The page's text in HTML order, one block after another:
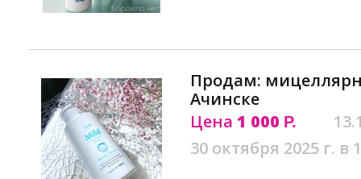
Продам:
Ачинске
Цена 1 000 Р.
30 октября 2025 г. в